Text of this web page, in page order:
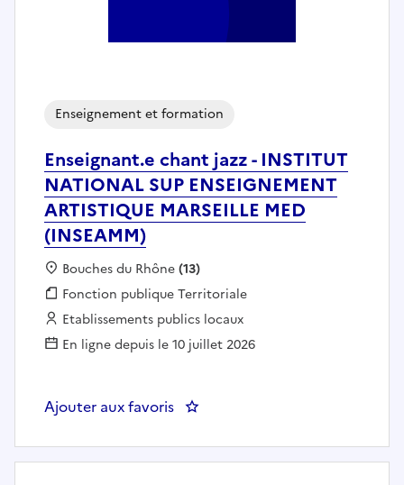
Enseignant.e chant jazz - INSTITUT
NATIONAL SUP ENSEIGNEMENT
ARTISTIQUE MARSEILLE MED
(INSEAMM)
Enseignement et formation
Localisation :
Bouches du Rhône(13)
Fonction publique :
Fonction publique Territoriale
Employeur :
Etablissements publics locaux
En ligne depuis le 10 juillet 2026
Ajouter aux favoris : Enseignant.e chant jazz -